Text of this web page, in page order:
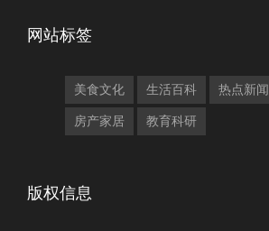
网站标签
美食文化 生活百科 热点新闻
房产家居 教育科研
版权信息